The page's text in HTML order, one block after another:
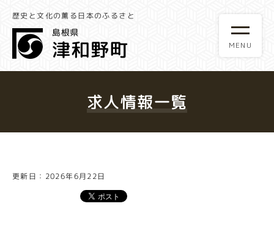
歴史と文化の薫る日本のふるさと
求人情報一覧
更新日：2026年6月22日